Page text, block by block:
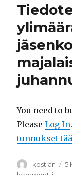
ja
asiat
You need to
PleaseLog In
tunnukset
Kirjoittaja
kostian 5